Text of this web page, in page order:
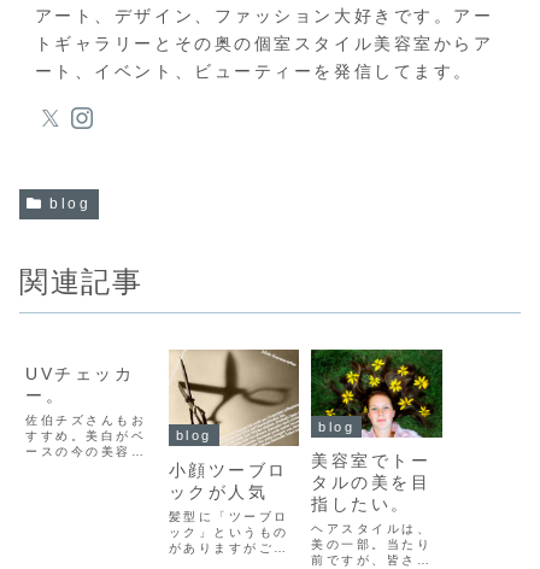
アート、デザイン、ファッション大好きです。アー
トギャラリーとその奥の個室スタイル美容室からア
ート、イベント、ビューティーを発信してます。
blog
関連記事
UVチェッカ
ー。
佐伯チズさんもお
すすめ。美白がベ
ースの今の美容！
blog
小顔ツーブロ
ックが人気
髪型に「ツーブロ
ック」というもの
がありますがご存
blog
美容室でトー
タルの美を目
指したい。
ヘアスタイルは、
美の一部。当たり
前ですが、皆さん